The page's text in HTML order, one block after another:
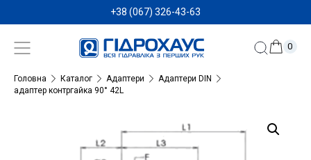
+38 (067) 326-43-63
0
Головна Каталог Адаптери
Адаптери DIN
адаптер контргайка 90° 42L